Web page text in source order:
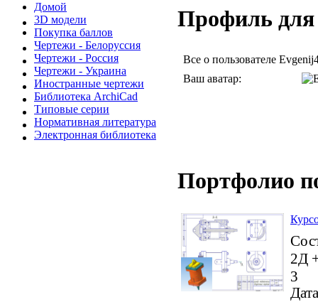
Домой
3D модели
Покупка баллов
Чертежи - Белоруссия
Чертежи - Россия
Чертежи - Украина
Иностранные чертежи
Библиотека ArchiCad
Типовые серии
Нормативная литература
Электронная библиотека
Профиль для
Все о пользователе
Ваш аватар:
Портфолио
2Д
3